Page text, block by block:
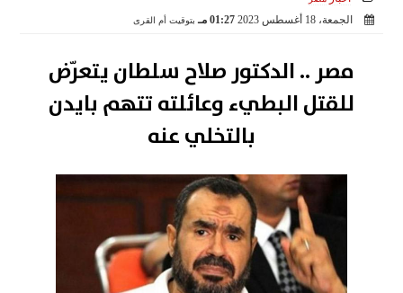
الجمعة، 18 أغسطس 2023 01:27 مـ بتوقيت أم القرى
مصر .. الدكتور صلاح سلطان يتعرّض
للقتل البطيء وعائلته تتهم بايدن
بالتخلي عنه